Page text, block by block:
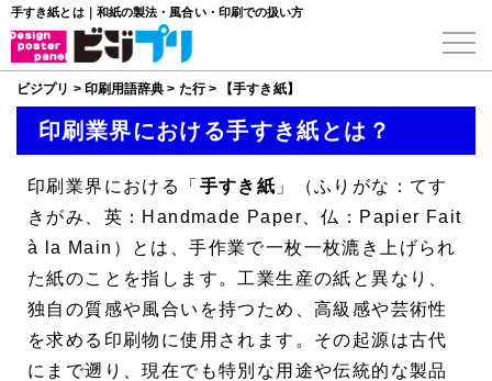
手すき紙とは｜和紙の製法・風合い・印刷での扱い方
ビジプリ > 印刷用語辞典 > た行> 【手すき紙】
印刷業界における手すき紙とは？
印刷業界における「 手すき紙 」（ふりがな：てす
きがみ、英：Handmade Paper、仏：Papier Fait
à la Main）とは、手作業で一枚一枚漉き上げられ
た紙のことを指します。工業生産の紙と異なり、
独自の質感や風合いを持つため、高級感や芸術性
を求める印刷物に使用されます。その起源は古代
にまで遡り、現在でも特別な用途や伝統的な製品